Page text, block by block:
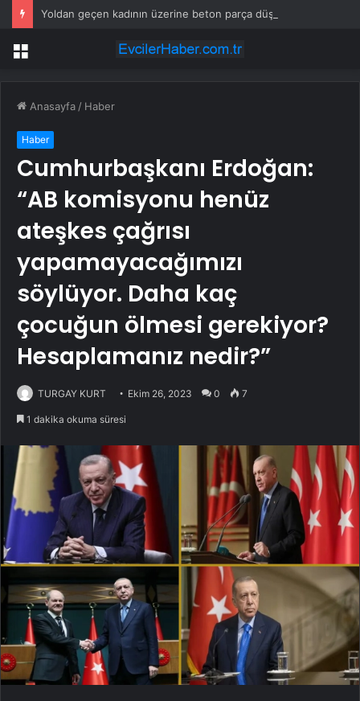
Yoldan geçen kadının üzerine beton parça düştü
Menü
Anasayfa / Haber
Haber
Cumhurbaşkanı Erdoğan:
“AB komisyonu henüz
ateşkes çağrısı
yapamayacağımızı
söylüyor. Daha kaç
çocuğun ölmesi gerekiyor?
Hesaplamanız nedir?”
TURGAY KURT Ekim 26, 2023 0 7
1 dakika okuma süresi